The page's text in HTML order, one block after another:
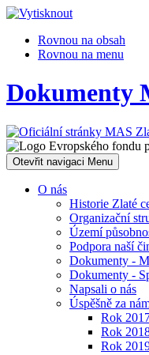
Rovnou na obsah
Rovnou na menu
Dokumenty
Otevřit navigaci Menu
O nás
Historie Zlaté
Organizační
Území
Podpora naší
Dokumenty -
Dokumenty -
Napsali o nás
Úspěšně za
Rok
Rok
Rok